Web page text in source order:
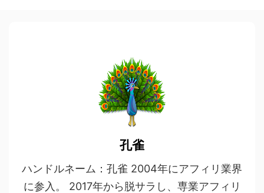
孔雀
ハンドルネーム：孔雀 2004年にアフィリ業界
に参入。 2017年から脱サラし、専業アフィリ